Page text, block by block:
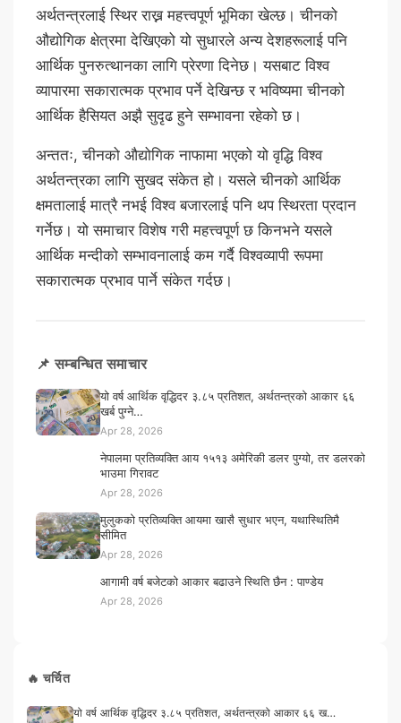
अर्थतन्त्रलाई स्थिर राख्न महत्त्वपूर्ण भूमिका खेल्छ। चीनको
औद्योगिक क्षेत्रमा देखिएको यो सुधारले अन्य देशहरूलाई पनि
आर्थिक पुनरुत्थानका लागि प्रेरणा दिनेछ। यसबाट विश्व
व्यापारमा सकारात्मक प्रभाव पर्ने देखिन्छ र भविष्यमा चीनको
आर्थिक हैसियत अझै सुदृढ हुने सम्भावना रहेको छ।
अन्ततः, चीनको औद्योगिक नाफामा भएको यो वृद्धि विश्व
अर्थतन्त्रका लागि सुखद संकेत हो। यसले चीनको आर्थिक
क्षमतालाई मात्रै नभई विश्व बजारलाई पनि थप स्थिरता प्रदान
गर्नेछ। यो समाचार विशेष गरी महत्त्वपूर्ण छ किनभने यसले
आर्थिक मन्दीको सम्भावनालाई कम गर्दै विश्वव्यापी रूपमा
सकारात्मक प्रभाव पार्ने संकेत गर्दछ।
📌 सम्बन्धित समाचार
यो वर्ष आर्थिक वृद्धिदर ३.८५ प्रतिशत, अर्थतन्त्रको आकार ६६
खर्ब पुग्ने…
Apr 28, 2026
नेपालमा प्रतिव्यक्ति आय १५१३ अमेरिकी डलर पुग्यो, तर डलरको
भाउमा गिरावट
Apr 28, 2026
मुलुकको प्रतिव्यक्ति आयमा खासै सुधार भएन, यथास्थितिमै
सीमित
Apr 28, 2026
आगामी वर्ष बजेटको आकार बढाउने स्थिति छैन : पाण्डेय
Apr 28, 2026
🔥 चर्चित
यो वर्ष आर्थिक वृद्धिदर ३.८५ प्रतिशत, अर्थतन्त्रको आकार ६६ ख…